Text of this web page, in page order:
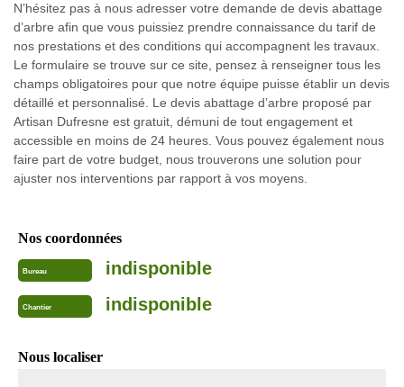
N’hésitez pas à nous adresser votre demande de devis abattage
d’arbre afin que vous puissiez prendre connaissance du tarif de
nos prestations et des conditions qui accompagnent les travaux.
Le formulaire se trouve sur ce site, pensez à renseigner tous les
champs obligatoires pour que notre équipe puisse établir un devis
détaillé et personnalisé. Le devis abattage d’arbre proposé par
Artisan Dufresne est gratuit, démuni de tout engagement et
accessible en moins de 24 heures. Vous pouvez également nous
faire part de votre budget, nous trouverons une solution pour
ajuster nos interventions par rapport à vos moyens.
Nos coordonnées
Bureau indisponible
Chantier indisponible
Nous localiser